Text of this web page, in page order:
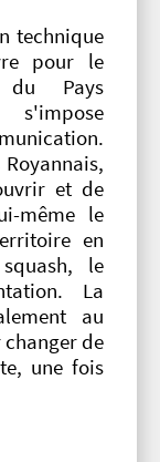
technique
pour le
du Pays
et de
même le
en
le
La
au
de
une fois